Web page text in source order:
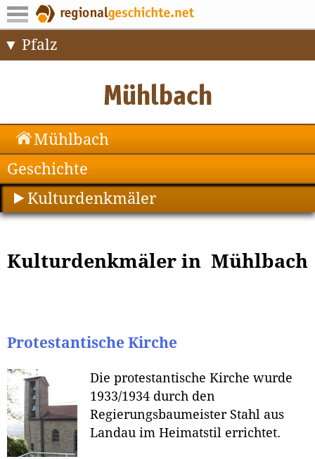
Pfalz
Mühlbach
Geschichte
Kulturdenkmäler
Kulturdenkmäler in Mühlbach
Protestantische Kirche
Die protestantische Kirche wurde
1933/1934 durch den
Regierungsbaumeister Stahl aus
Landau im Heimatstil errichtet.